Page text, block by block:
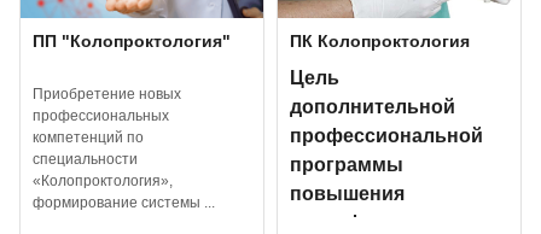
Изображение курса
Название курса
ПП "Колопроктология"
Приобретение новых
профессиональных
компетенций по
специальности
«Колопроктология»,
формирование системы ...
Изображение курса
Название курса
ПК Колопроктология
Текст краткого изложения курса:
Цель
дополнительной
профессиональной
программы
повышения
квалификации